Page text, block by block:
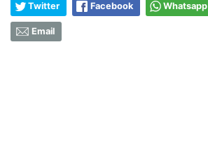
Twitter Facebook Whatsapp
Email